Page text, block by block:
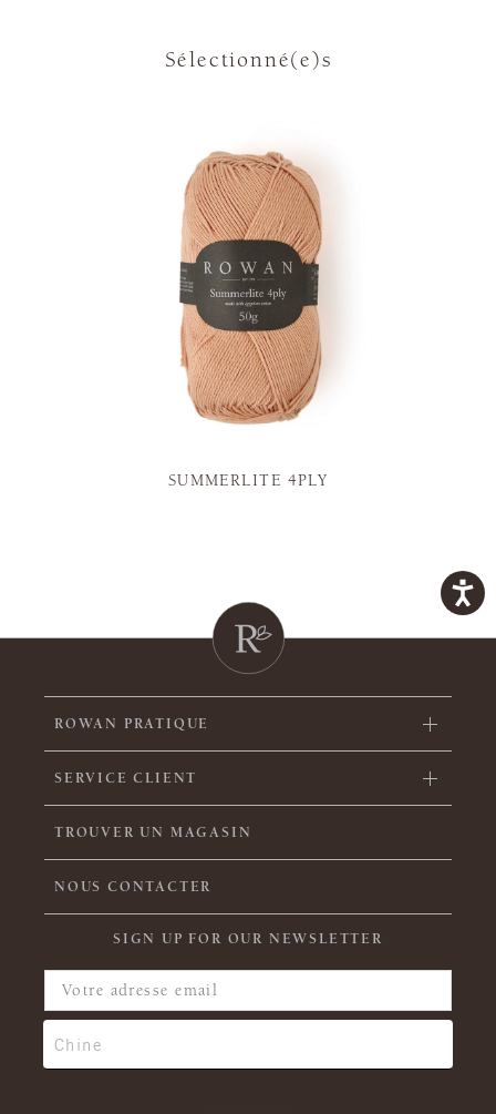
Sélectionné(e)s
SUMMERLITE 4PLY
ROWAN PRATIQUE
SERVICE CLIENT
TROUVER UN MAGASIN
NOUS CONTACTER
SIGN UP FOR OUR NEWSLETTER